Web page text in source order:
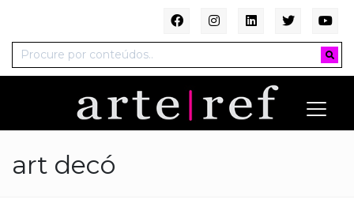
art decó